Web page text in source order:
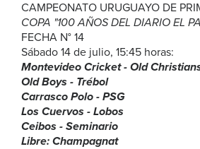
CAMPEONATO URUGUAYO DE
COPA "100 AÑOS DEL DIARIO EL
FECHA N° 14
Sábado 14 de julio, 15:45 horas:
Montevideo Cricket - Old
Old Boys - Trébol
Carrasco Polo - PSG
Los Cuervos - Lobos
Ceibos - Seminario
Libre: Champagnat